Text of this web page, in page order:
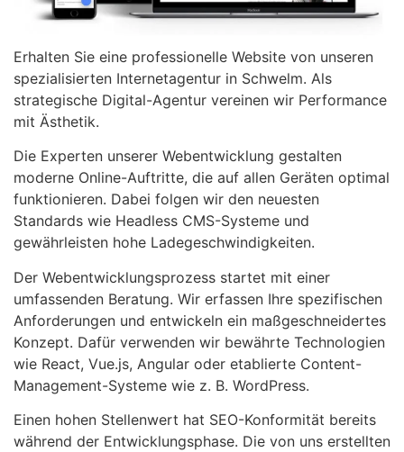
Erhalten Sie eine professionelle Website von unseren
spezialisierten Internetagentur in Schwelm. Als
strategische Digital-Agentur vereinen wir Performance
mit Ästhetik.
Die Experten unserer Webentwicklung gestalten
moderne Online-Auftritte, die auf allen Geräten optimal
funktionieren. Dabei folgen wir den neuesten
Standards wie Headless CMS-Systeme und
gewährleisten hohe Ladegeschwindigkeiten.
Der Webentwicklungsprozess startet mit einer
umfassenden Beratung. Wir erfassen Ihre spezifischen
Anforderungen und entwickeln ein maßgeschneidertes
Konzept. Dafür verwenden wir bewährte Technologien
wie React, Vue.js, Angular oder etablierte Content-
Management-Systeme wie z. B. WordPress.
Einen hohen Stellenwert hat SEO-Konformität bereits
während der Entwicklungsphase. Die von uns erstellten